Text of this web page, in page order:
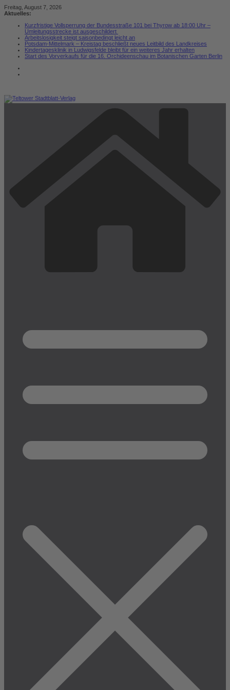
Zum
Inhalt
Freitag, August 7, 2026
Aktuelles:
Kurzfristige Vollsperrung der Bundesstraße 101 bei Thyrow ab 18:00 Uhr –
Umleitungsstrecke ist ausgeschildert
Arbeitslosigkeit steigt saisonbedingt leicht an
Potsdam-Mittelmark – Kreistag beschließt neues Leitbild des Landkreises
Kindertagesklinik in Ludwigsfelde bleibt für ein weiteres Jahr erhalten
Start des Vorverkaufs für die 16. Orchideenschau im Botanischen Garten Berlin